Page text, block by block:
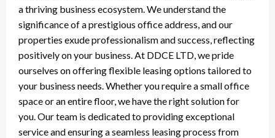
a thriving business ecosystem. We understand the
significance of a prestigious office address, and our
properties exude professionalism and success, reflecting
positively on your business. At DDCE LTD, we pride
ourselves on offering flexible leasing options tailored to
your business needs. Whether you require a small office
space or an entire floor, we have the right solution for
you. Our team is dedicated to providing exceptional
service and ensuring a seamless leasing process from